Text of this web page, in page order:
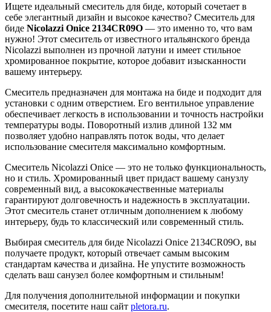
Ищете идеальный смеситель для биде, который сочетает в
себе элегантный дизайн и высокое качество? Смеситель для
биде Nicolazzi Onice 2134CR09O — это именно то, что вам
нужно! Этот смеситель от известного итальянского бренда
Nicolazzi выполнен из прочной латуни и имеет стильное
хромированное покрытие, которое добавит изысканности
вашему интерьеру.
Смеситель предназначен для монтажа на биде и подходит для
установки с одним отверстием. Его вентильное управление
обеспечивает легкость в использовании и точность настройки
температуры воды. Поворотный излив длиной 132 мм
позволяет удобно направлять поток воды, что делает
использование смесителя максимально комфортным.
Смеситель Nicolazzi Onice — это не только функциональность,
но и стиль. Хромированный цвет придаст вашему санузлу
современный вид, а высококачественные материалы
гарантируют долговечность и надежность в эксплуатации.
Этот смеситель станет отличным дополнением к любому
интерьеру, будь то классический или современный стиль.
Выбирая смеситель для биде Nicolazzi Onice 2134CR09O, вы
получаете продукт, который отвечает самым высоким
стандартам качества и дизайна. Не упустите возможность
сделать ваш санузел более комфортным и стильным!
Для получения дополнительной информации и покупки
смесителя, посетите наш сайт pletora.ru.